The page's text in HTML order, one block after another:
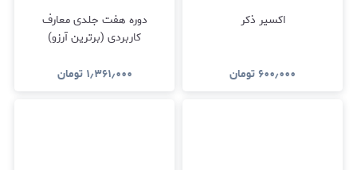
اکسیر ذکر
۶۰۰٫۰۰۰تومان
دوره هفت جلدی معارف
کاربردی (برترین آرزو)
۱٫۳۶۱٫۰۰۰ تومان